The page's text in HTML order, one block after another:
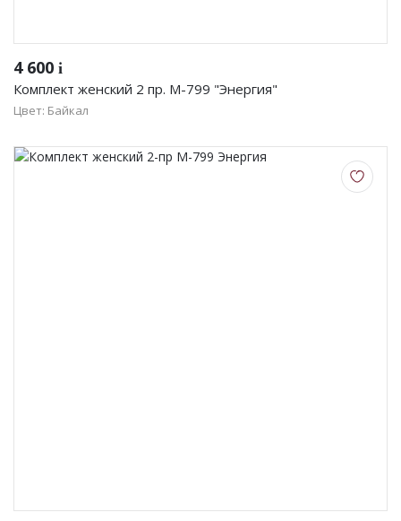
4 600 i
Комплект женский 2 пр. М-799 "Энергия"
Цвет: Байкал